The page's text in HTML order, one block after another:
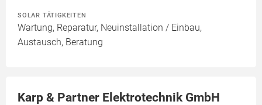
SOLAR TÄTIGKEITEN
Wartung, Reparatur, Neuinstallation / Einbau,
Austausch, Beratung
Karp & Partner Elektrotechnik GmbH